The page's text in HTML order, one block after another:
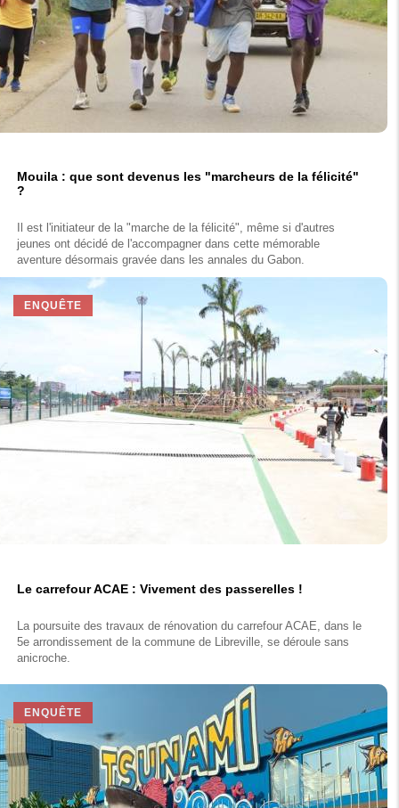
Mouila : que sont devenus les "marcheurs de la félicité"
?
Il est l'initiateur de la "marche de la félicité", même si d'autres
jeunes ont décidé de l'accompagner dans cette mémorable
aventure désormais gravée dans les annales du Gabon.
ENQUÊTE
Le carrefour ACAE : Vivement des passerelles !
La poursuite des travaux de rénovation du carrefour ACAE, dans le
5e arrondissement de la commune de Libreville, se déroule sans
anicroche.
ENQUÊTE